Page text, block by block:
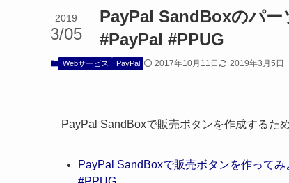
PayPal SandBoxのパ
#PayPal #PPUG
2019
3/05
Webサービス PayPal 2017年10月11日 2019年3月5日
PayPal SandBoxで販売ボタンを作成するた
PayPal SandBoxで販売ボタンを作って